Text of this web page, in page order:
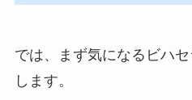
では、まず気になるビハ
します。